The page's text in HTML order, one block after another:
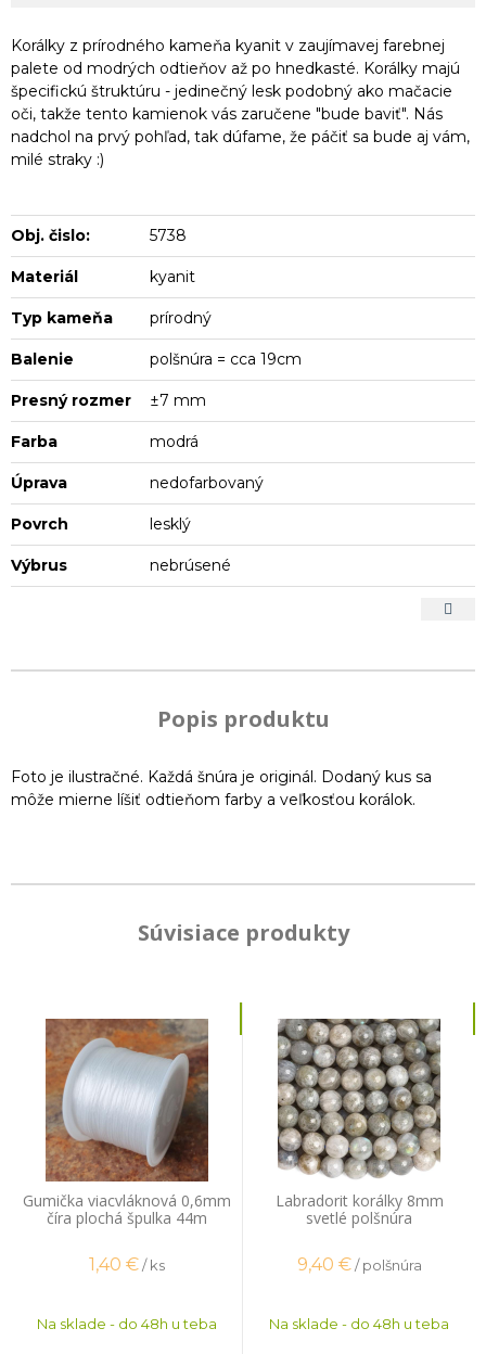
Korálky z prírodného kameňa kyanit v zaujímavej farebnej
palete od modrých odtieňov až po hnedkasté. Korálky majú
špecifickú štruktúru - jedinečný lesk podobný ako mačacie
oči, takže tento kamienok vás zaručene "bude baviť". Nás
nadchol na prvý pohľad, tak dúfame, že páčiť sa bude aj vám,
milé straky :)
Obj. čislo: 5738
Materiál kyanit
Typ kameňa prírodný
Balenie polšnúra = cca 19cm
Presný rozmer ±7 mm
Farba modrá
Úprava nedofarbovaný
Povrch lesklý
Výbrus nebrúsené
Popis produktu
Foto je ilustračné. Každá šnúra je originál. Dodaný kus sa
môže mierne líšiť odtieňom farby a veľkosťou korálok.
Súvisiace produkty
Gumička viacvláknová 0,6mm
číra plochá špulka 44m
1,40 € / ks
Na sklade - do 48h u teba
Labradorit korálky 8mm
svetlé polšnúra
9,40 € / polšnúra
Na sklade - do 48h u teba